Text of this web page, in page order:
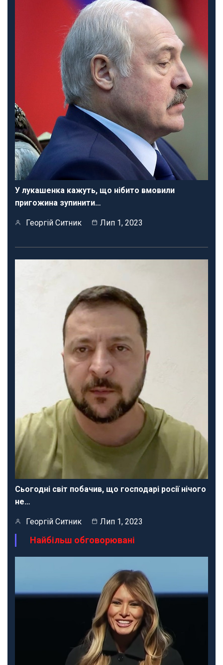
У лукашенка кажуть, що нібито вмовили
пригожина зупинити…
Георгій Ситник Лип 1, 2023
Сьогодні світ побачив, що господарі росії нічого
не…
Георгій Ситник Лип 1, 2023
Найбільш обговорювані